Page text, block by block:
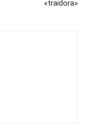
«traidora»